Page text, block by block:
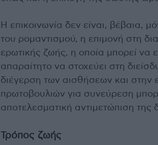
Η επικοινωνία δεν είναι, βέβαια,
του ρομαντισμού, η επιμονή στη
ερωτικής ζωής, η οποία μπορεί να
απαραίτητο να στοχεύει στη
διέγερση των αισθήσεων και στην
πρωτοβουλιών για συνεύρεση
αποτελεσματική αντιμετώπιση της
Τρόπος ζωής